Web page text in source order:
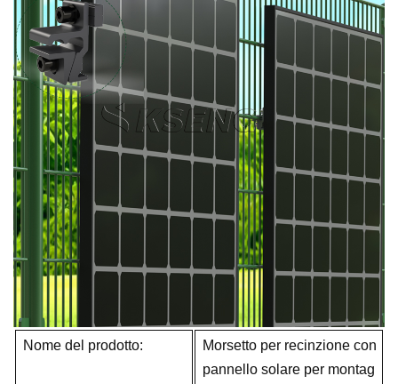
Nome del prodotto:
Morsetto per recinzione con
pannello solare per montag